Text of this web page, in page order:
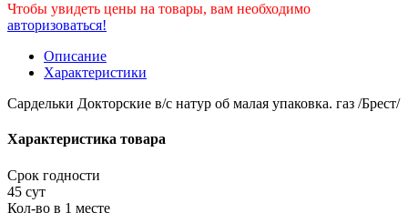
Чтобы увидеть цены на товары, вам необходимо
авторизоваться!
Описание
Характеристики
Сардельки Докторские в/с натур об малая упаковка. газ /Брест/
Характеристика товара
Срок годности
45 сут
Кол-во в 1 месте